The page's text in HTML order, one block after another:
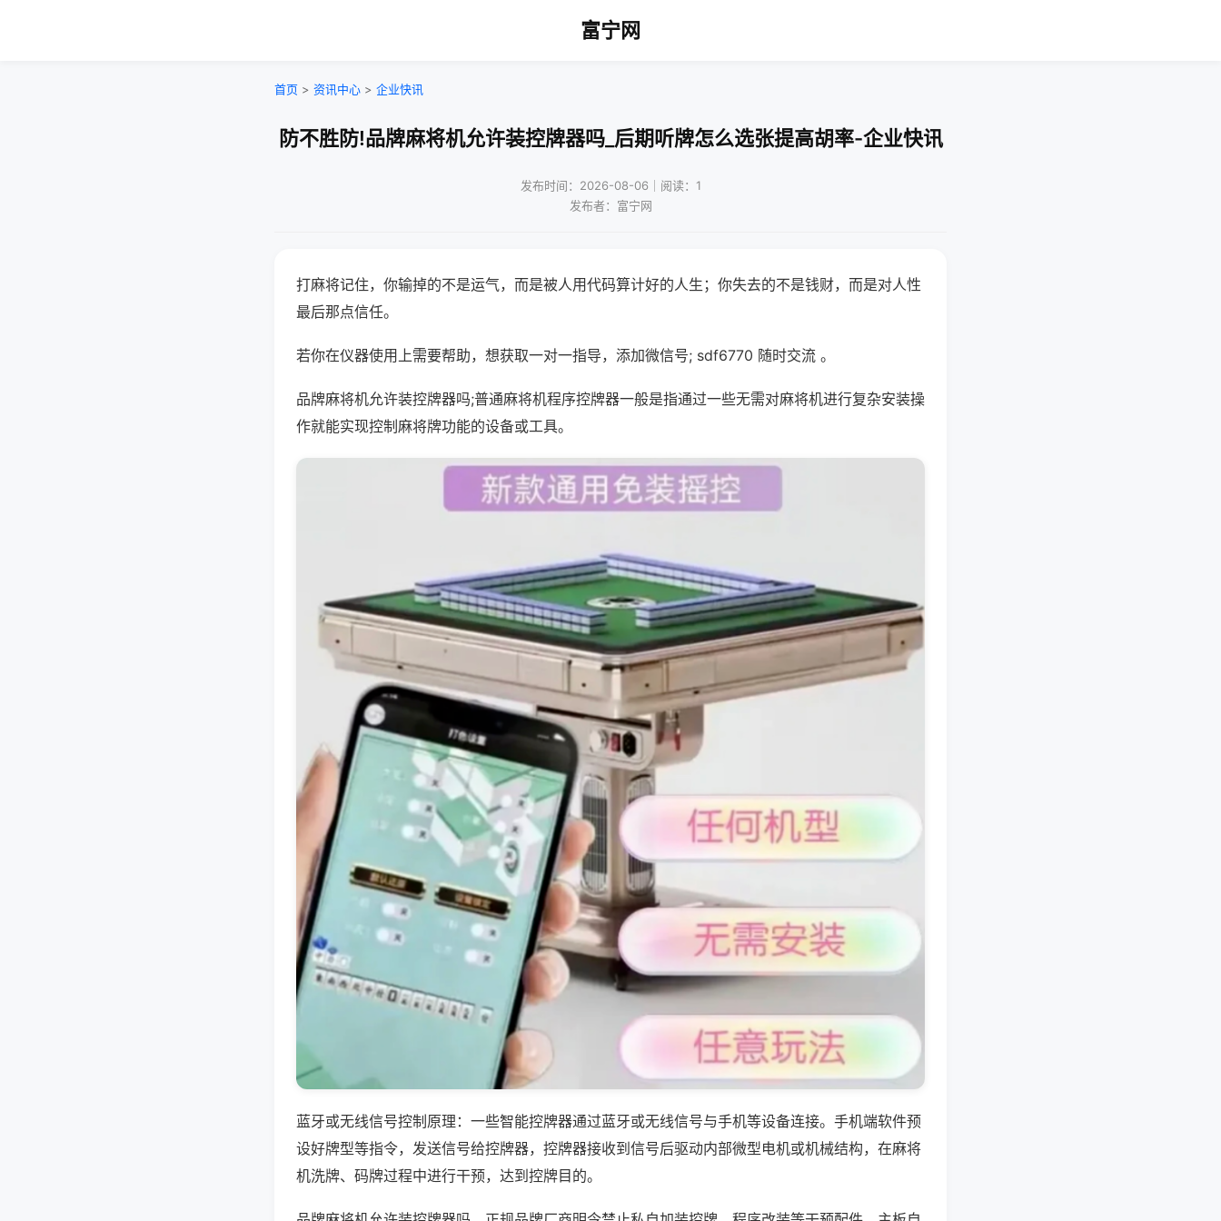
富宁网
首页 > 资讯中心 > 企业快讯
防不胜防!品牌麻将机允许装控牌器吗_后期听牌怎么选张提高胡率-企业快讯
发布时间：2026-08-06｜阅读：1
发布者：富宁网
打麻将记住，你输掉的不是运气，而是被人用代码算计好的人生；你失去的不是钱财，而是对人性
最后那点信任。
若你在仪器使用上需要帮助，想获取一对一指导，添加微信号; sdf6770 随时交流 。
品牌麻将机允许装控牌器吗;普通麻将机程序控牌器一般是指通过一些无需对麻将机进行复杂安装操
作就能实现控制麻将牌功能的设备或工具。
蓝牙或无线信号控制原理：一些智能控牌器通过蓝牙或无线信号与手机等设备连接。手机端软件预
设好牌型等指令，发送信号给控牌器，控牌器接收到信号后驱动内部微型电机或机械结构，在麻将
机洗牌、码牌过程中进行干预，达到控牌目的。